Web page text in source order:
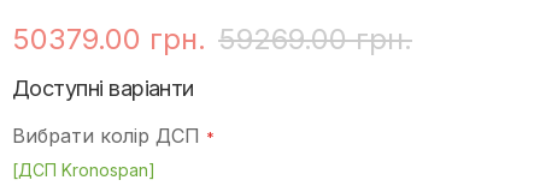
50379.00 грн. 59269.00 грн.
Доступні варіанти
Вибрати колір ДСП
[ДСП Kronospan]